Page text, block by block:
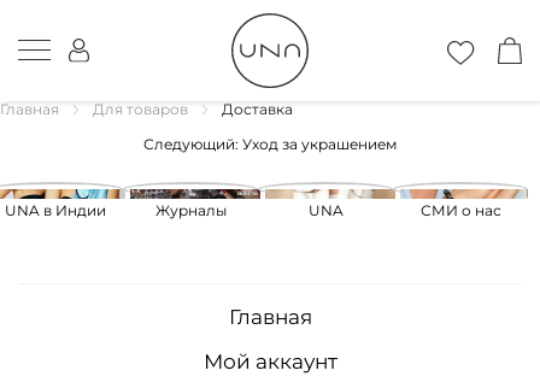
Главная Для товаров Доставка
записям
Следующий: Уход за украшением
UNA в Индии Журналы UNA СМИ о нас
Главная
Мой аккаунт